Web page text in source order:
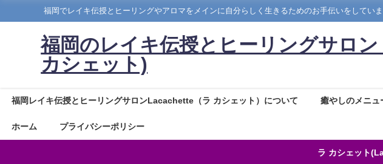
福岡でレイキ伝授とヒーリングやアロマをメインに自分らしく生きるためのお手伝いをしていま
福岡のレイキ伝授とヒーリングサロ
カシェット)
福岡レイキ伝授とヒーリングサロンLacachette（ラ カシェット）について 癒やしのメニュ
ホーム プライバシーポリシー
ラ カシェット